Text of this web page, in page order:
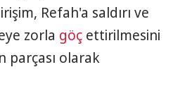
Refah'a saldırı ve
zorla göç ettirilmesini
parçası olarak